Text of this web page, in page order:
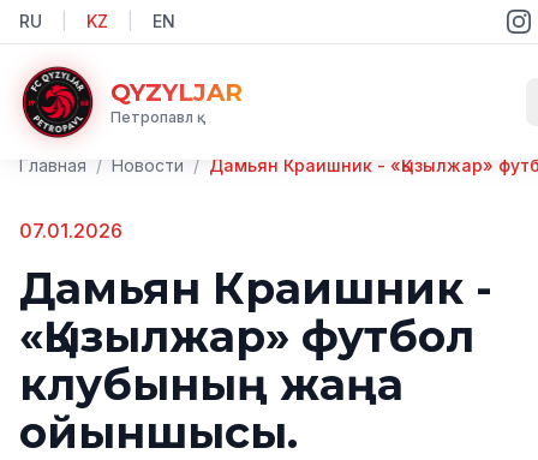
RU KZ EN
QYZYLJAR
Петропавл қ.
Главная / Новости /
07.01.2026
Дамьян Краишник -
«Қызылжар» футбол
клубының жаңа
ойыншысы.